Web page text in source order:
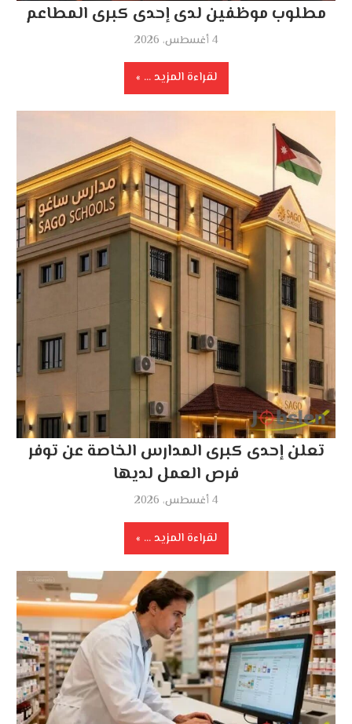
مطلوب موظفين لدى إحدى كبرى المطاعم
4 أغسطس، 2026
لقراءة المزيد ...
تعلن إحدى كبرى المدارس الخاصة عن توفر
فرص العمل لديها
4 أغسطس، 2026
لقراءة المزيد ...